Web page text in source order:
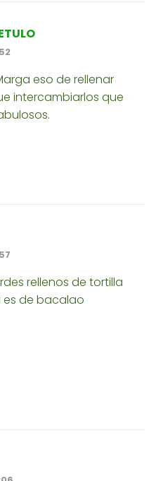
eso de rellenar
intercambiarlos que
rellenos de tortilla
es de bacalao